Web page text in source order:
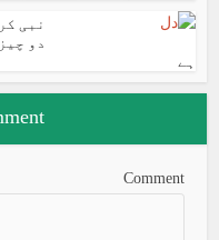
نبی
دو
ہے
Comment